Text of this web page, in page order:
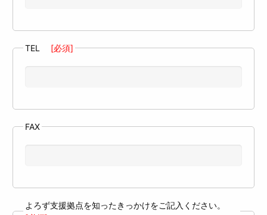
TEL [必須]
FAX
よろず支援拠点を知ったきっかけをご記入ください。